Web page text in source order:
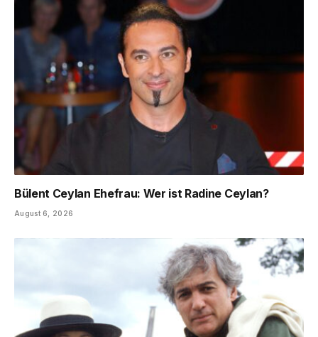
Bülent Ceylan Ehefrau: Wer ist Radine Ceylan?
August 6, 2026